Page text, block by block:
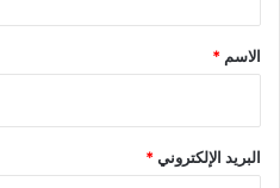
*
الاسم *
البريد الإلكتروني*